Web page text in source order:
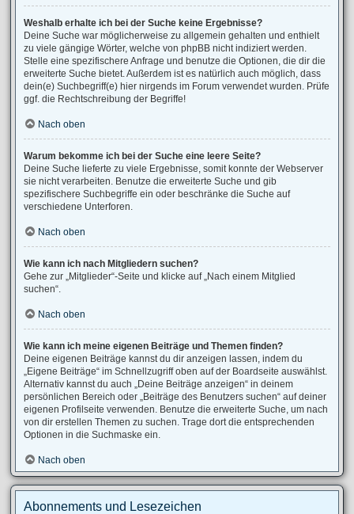
Weshalb erhalte ich bei der Suche keine Ergebnisse?
Deine Suche war möglicherweise zu allgemein gehalten und enthielt
zu viele gängige Wörter, welche von phpBB nicht indiziert werden.
Stelle eine spezifischere Anfrage und benutze die Optionen, die dir die
erweiterte Suche bietet. Außerdem ist es natürlich auch möglich, dass
dein(e) Suchbegriff(e) hier nirgends im Forum verwendet wurden. Prüfe
ggf. die Rechtschreibung der Begriffe!
Nach oben
Warum bekomme ich bei der Suche eine leere Seite?
Deine Suche lieferte zu viele Ergebnisse, somit konnte der Webserver
sie nicht verarbeiten. Benutze die erweiterte Suche und gib
spezifischere Suchbegriffe ein oder beschränke die Suche auf
verschiedene Unterforen.
Nach oben
Wie kann ich nach Mitgliedern suchen?
Gehe zur „Mitglieder“-Seite und klicke auf „Nach einem Mitglied
suchen“.
Nach oben
Wie kann ich meine eigenen Beiträge und Themen finden?
Deine eigenen Beiträge kannst du dir anzeigen lassen, indem du
„Eigene Beiträge“ im Schnellzugriff oben auf der Boardseite auswählst.
Alternativ kannst du auch „Deine Beiträge anzeigen“ in deinem
persönlichen Bereich oder „Beiträge des Benutzers suchen“ auf deiner
eigenen Profilseite verwenden. Benutze die erweiterte Suche, um nach
von dir erstellen Themen zu suchen. Trage dort die entsprechenden
Optionen in die Suchmaske ein.
Nach oben
Abonnements und Lesezeichen